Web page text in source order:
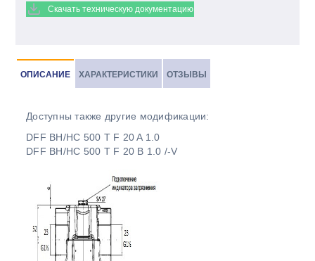
Скачать техническую документацию
ОПИСАНИЕ ХАРАКТЕРИСТИКИ ОТЗЫВЫ
Доступны также другие модификации:
DFF BH/HC 500 T F 20 A 1.0
DFF BH/HC 500 T F 20 B 1.0 /-V